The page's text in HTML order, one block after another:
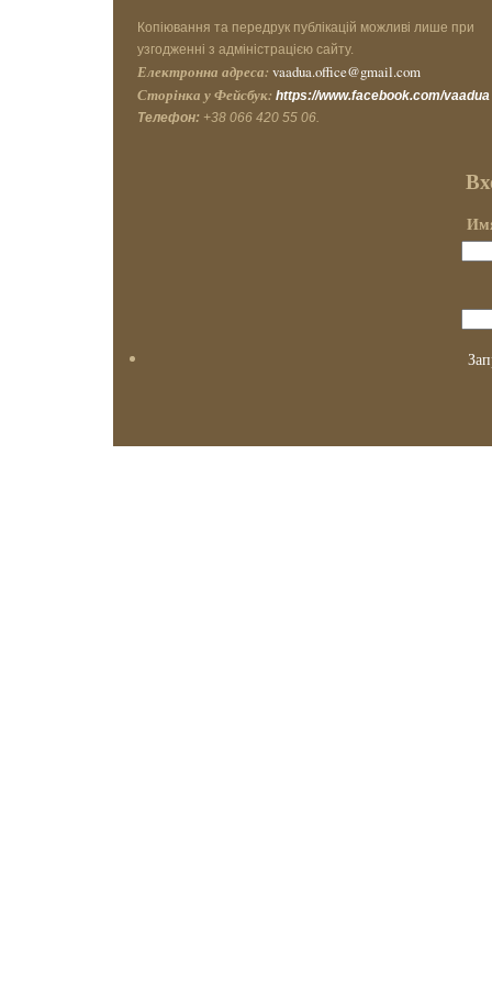
Копіювання та передрук публікацій можливі лише при
узгодженні з адміністрацією сайту.
Електронна адреса: vaadua.office@gmail.com
Сторінка у Фейсбук: https://www.facebook.com/vaadua
Телефон: +38 066 420 55 06.